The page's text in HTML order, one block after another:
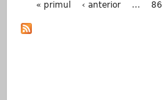
Pagini
« primul ‹ anterior … 86